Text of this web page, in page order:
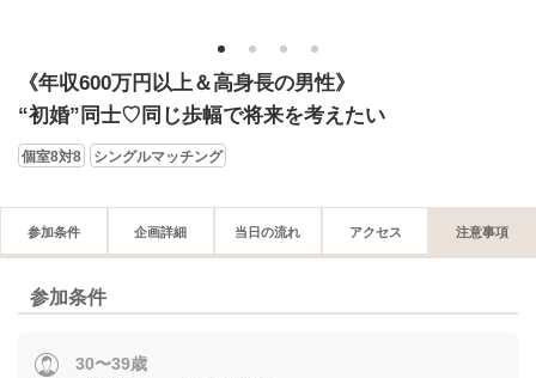
1 2 3 4
《年収600万円以上＆高身長の男性》
“初婚”同士♡同じ歩幅で将来を考えたい
個室8対8 シングルマッチング
参加条件 企画詳細 当日の流れ アクセス 注意事項
参加条件
30〜39歳